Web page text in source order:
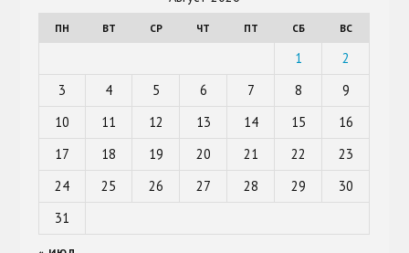
ПН ВТ СР ЧТ ПТ СБ ВС
1
2
3
4 5 6 7 8
9
10
11 12 13 14 15
16
17
18 19 20 21 22
23
24
25 26 27 28 29
30
31